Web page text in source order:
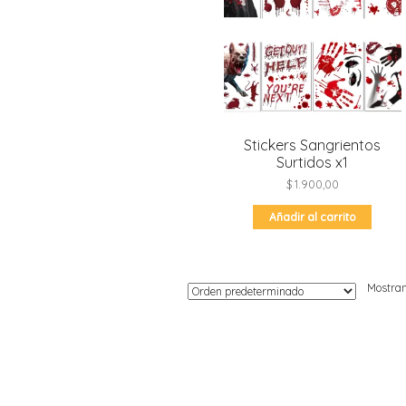
Fechas patrias
Halloween
Navidad
Pascuas
Vuelta al cole
Moldes de silicona
Pre-mezclas
Velas y bengalas
Stickers Sangrientos
Surtidos x1
$1.900,00
Añadir al carrito